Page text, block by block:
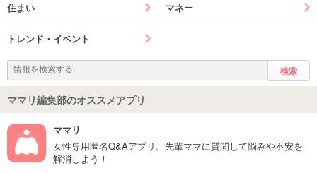
住まい マネー
トレンド・イベント
ママリ編集部のオススメアプリ
ママリ
女性専用匿名Q&Aアプリ。先輩ママに質問して悩みや不安を
解消しよう！